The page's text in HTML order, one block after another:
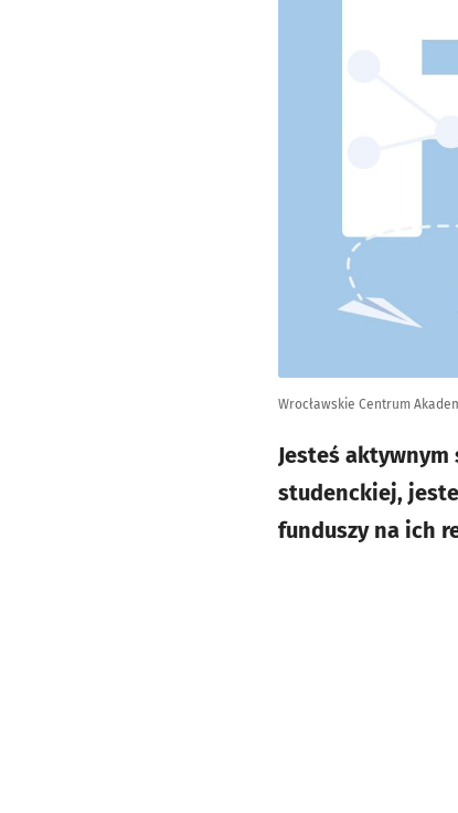
Wrocławskie Centrum
Jesteś
studenckiej,
funduszy na ich